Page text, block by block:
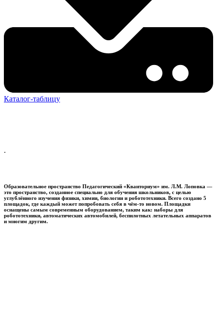
Каталог-таблицу
.
Образовательное пространство Педагогический «Кванториум» им. Л.М. Лоповка —
это пространство, созданное специально для обучения школьников, с целью
углублённого изучения физики, химии, биологии и робототехники. Всего создано 5
площадок, где каждый может попробовать себя в чём-то новом. Площадки
оснащены самым современным оборудованием, таким как: наборы для
робототехники, автоматических автомобилей, беспилотных летательных аппаратов
и многим другим.